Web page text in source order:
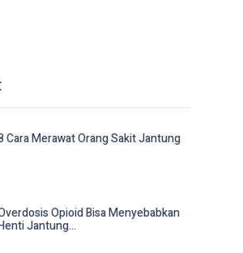
Cara Merawat Orang Sakit Jantung
Opioid Bisa Menyebabkan
Jantung...